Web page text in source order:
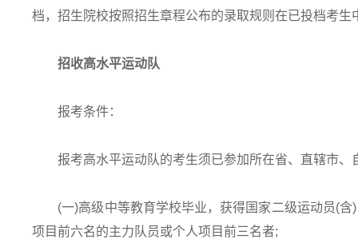
档，招生院校按照招生章程公布的录取规则在已投档考生
招收高水平运动队
报考条件：
报考高水平运动队的考生须已参加所在省、直辖市、
(一)高级中等教育学校毕业，获得国家二级运动员(含)
项目前六名的主力队员或个人项目前三名者;